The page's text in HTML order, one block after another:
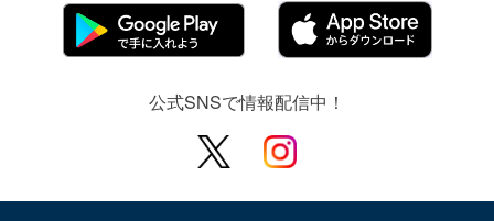
公式SNSで情報配信中！